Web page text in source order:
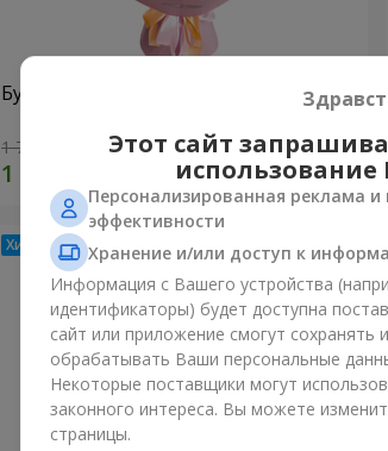
Букет цветов "Чудесное настроение"
1 732 грн Заказать
Этот сайт
Персонализированная реклама
эффективности
Хранение и/или доступ к
Информация с Вашего устройства
идентификаторы) будет доступна
сайт или приложение смогут
обрабатывать Ваши персональные
Некоторые поставщики могут
законного интереса. Вы можете
страницы.